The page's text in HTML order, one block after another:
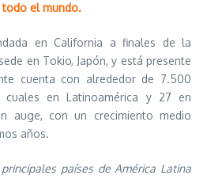
todo el mundo.
en California a finales de la
en Tokio, Japón, y está presente
cuenta con alrededor de 7.500
en Latinoamérica y 27 en
auge, con un crecimiento medio
años.
países de América Latina